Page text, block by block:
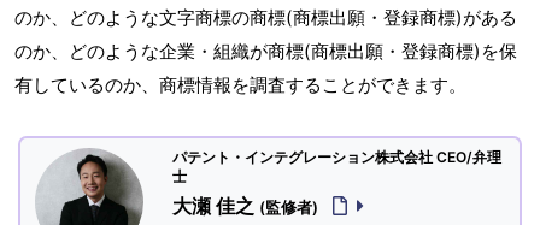
のか、どのような文字商標の商標(商標出願・登録商標)がある
のか、どのような企業・組織が商標(商標出願・登録商標)を保
有しているのか、商標情報を調査することができます。
パテント・インテグレーション株式会社 CEO/弁理
士
大瀬 佳之 (監修者)